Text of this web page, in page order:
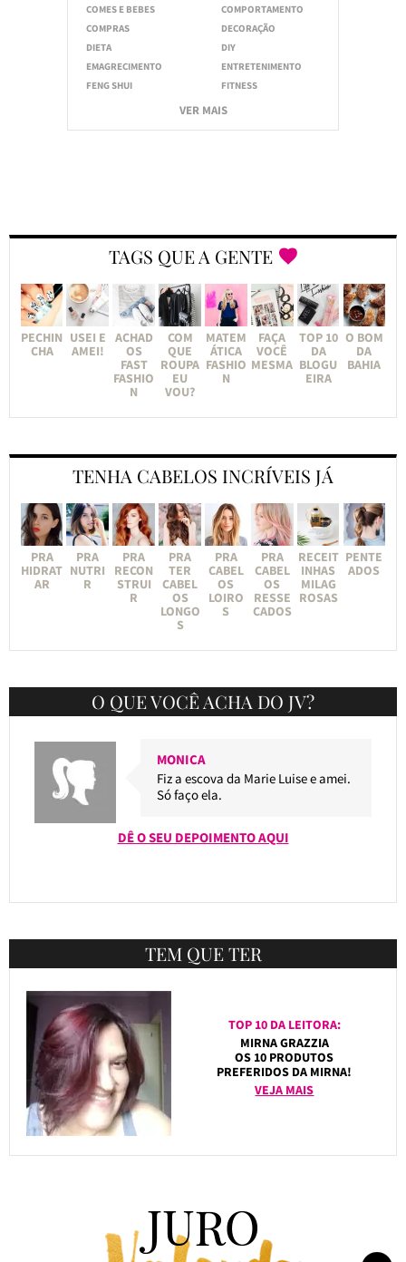
COMES E BEBES
COMPORTAMENTO
COMPRAS
DECORAÇÃO
DIETA
DIY
EMAGRECIMENTO
ENTRETENIMENTO
FENG SHUI
FITNESS
VER MAIS
TAGS QUE A GENTE
PECHIN
CHA
USEI E
AMEI!
ACHAD
OS
FAST
FASHIO
N
COM
QUE
ROUPA
EU
VOU?
MATEM
ÁTICA
FASHIO
N
FAÇA
VOCÊ
MESMA
TOP 10
DA
BLOGU
EIRA
O BOM
DA
BAHIA
TENHA CABELOS INCRÍVEIS JÁ
PRA
HIDRAT
AR
PRA
NUTRI
R
PRA
RECON
STRUI
R
PRA
TER
CABEL
OS
LONGO
S
PRA
CABEL
OS
LOIRO
S
PRA
CABEL
OS
RESSE
CADOS
RECEIT
INHAS
MILAG
ROSAS
PENTE
ADOS
O QUE VOCÊ ACHA DO JV?
MONICA
Fiz a escova da Marie Luise e amei.
Só faço ela.
DÊ O SEU DEPOIMENTO AQUI
TEM QUE TER
TOP 10 DA LEITORA:
MIRNA GRAZZIA
OS 10 PRODUTOS
PREFERIDOS DA MIRNA!
VEJA MAIS